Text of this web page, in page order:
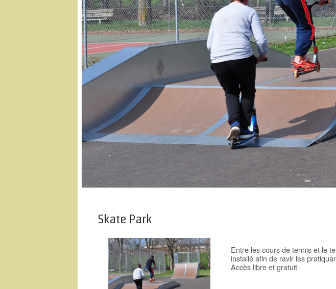
Skate Park
Entre les cours de tennis et le
installé afin de ravir les
Accès libre et gratuit